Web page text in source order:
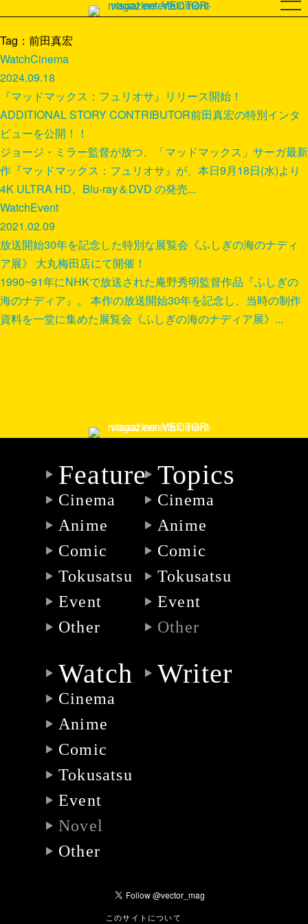
Tag：前田真宏
WatchCinema
2024.09.18
『マッドマックス：フュリオサ』リリース開始！
ADDITIONAL STORY CONTRIBUTOR前田真宏の特別インタ
ビューを公開！！
ジョージ・ミラー監督が放つ、「マッドマックス」サーガ最新
作『マッドマックス：フュリオサ』が、本日9月18日(水)より
4K ULTRA HD、Blu-ray＆DVD の発売...
WatchEvent
2021.02.09
放送開始30年を記念した特別な展覧会《ふしぎの海のナディ
ア展》 大丸梅田店にて開催！
1990~91年にNHKで放送された庵野秀明監督作品『ふしぎの
海のナディア』。 本作の放送開始30年を記念し、当時の制作
資料を一堂に集めた展覧会《ふしぎの海のナディア展》...
Feature
Cinema
Anime
Comic
Tokusatsu
Event
Other
Topics
Cinema
Anime
Comic
Tokusatsu
Event
Other
Watch
Cinema
Anime
Comic
Tokusatsu
Event
Novel
Other
Writer
このサイトについて